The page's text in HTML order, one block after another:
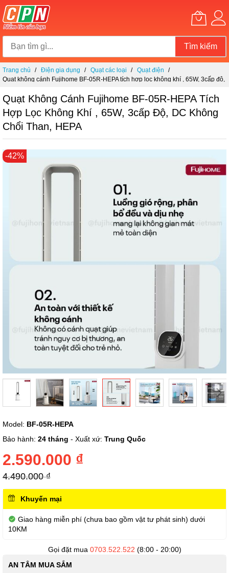
Tìm kiếm
Chuyển
đến
dung
Trang chủ Điện gia dụng Quạt các loại
Quạt điện
Quạt không cánh Fujihome BF-05R-HEPA tích hợp lọc không khí , 65W, 3cấp độ,
Quạt Không Cánh Fujihome BF-05R-HEPA Tích
Hợp Lọc Không Khí , 65W, 3cấp Độ, DC Không
Chổi Than, HEPA
Chuyển
đến
đến
phần
của
thư
viện
ảnh
-42%
Model: BF-05R-HEPA
Bảo hành: 24 tháng - Xuất xứ: Trung Quốc
2.590.000 ₫
4.490.000 ₫
Khuyến mại
Giao hàng miễn phí (chưa bao gồm vật tư phát sinh) dưới
10KM
Gọi đặt mua 0703.522.522 (8:00 - 20:00)
AN TÂM MUA SẮM